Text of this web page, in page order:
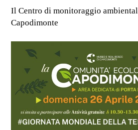
Il Centro di monitoraggio
Capodimonte